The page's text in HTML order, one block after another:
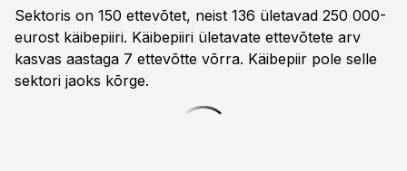
Sektoris on 150 ettevõtet, neist 136 ületavad 250 000-
eurost käibepiiri. Käibepiiri ületavate ettevõtete arv
kasvas aastaga 7 ettevõtte võrra. Käibepiir pole selle
sektori jaoks kõrge.